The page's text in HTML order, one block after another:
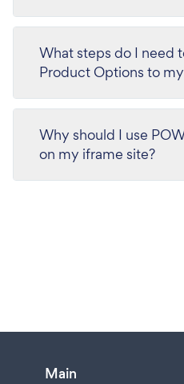
What steps do I need
Product Options to
Why should I use
on my iframe site?
Main